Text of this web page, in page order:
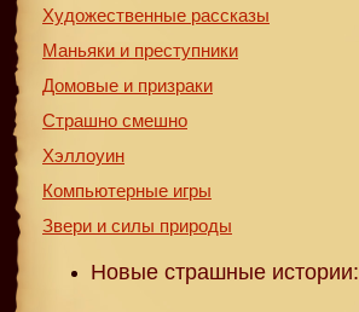
Художественные рассказы
Маньяки и преступники
Домовые и призраки
Страшно смешно
Хэллоуин
Компьютерные игры
Звери и силы природы
Новые страшные истории: